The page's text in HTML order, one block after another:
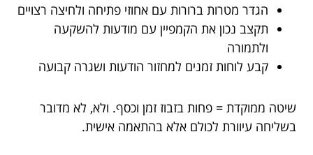
הגדר מטרות ברורות עם אחוזי פתיחה ולחיצה רצויים
תקצב נכון את הקמפיין עם מודעות להשקעה
ולתמורה
קבע לוחות זמנים למחזור הודעות ושגרה קבועה
שיטה ממוקדת = פחות בזבוז זמן וכסף. ולא, לא מדובר
בשליחה עיוורת לכולם אלא בהתאמה אישית.